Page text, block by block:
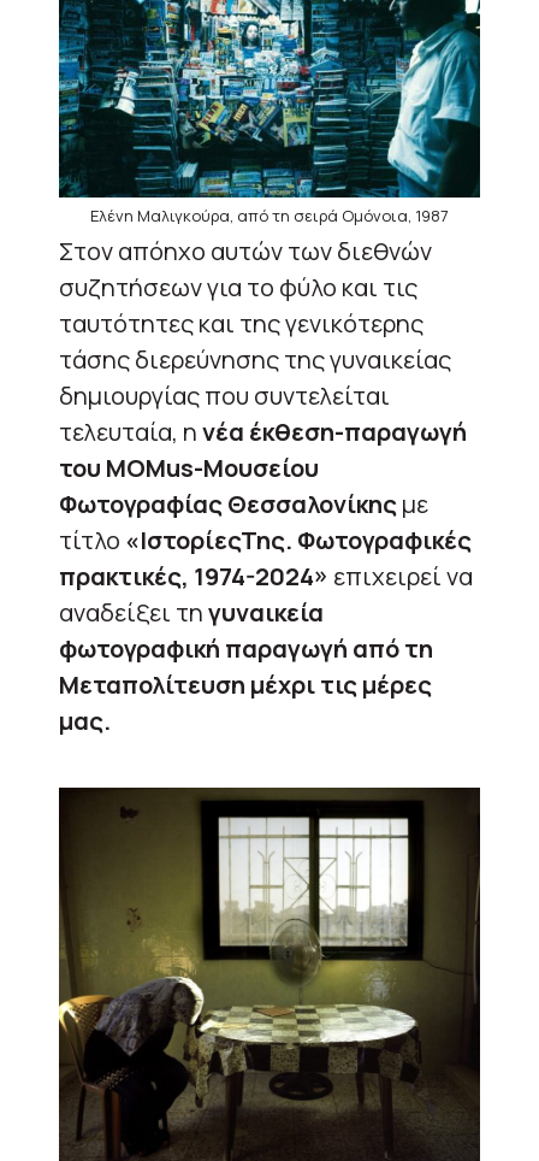
Ελένη Μαλιγκούρα, από τη σειρά Ομόνοια, 1987
Στον απόηχο αυτών των διεθνών
συζητήσεων για το φύλο και τις
ταυτότητες και της γενικότερης
τάσης διερεύνησης της γυναικείας
δημιουργίας που συντελείται
τελευταία, ηνέα έκθεση-παραγωγή
του MOMus-Μουσείου
Φωτογραφίας Θεσσαλονίκηςμε
τίτλο «ΙστορίεςΤης. Φωτογραφικές
πρακτικές, 1974-2024» επιχειρεί να
αναδείξει τηγυναικεία
φωτογραφική παραγωγή από τη
Μεταπολίτευση μέχρι τις μέρες
μας.